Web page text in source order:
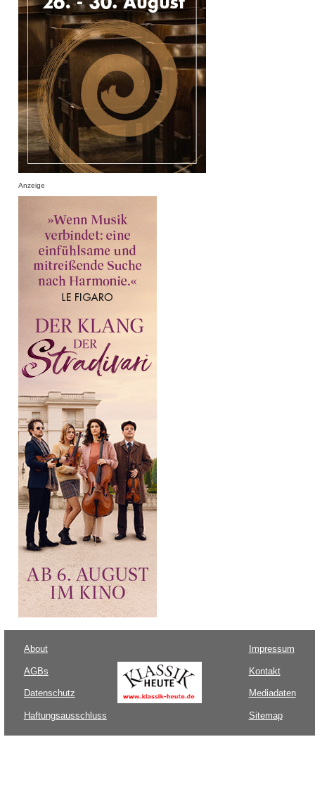
Anzeige
About
AGBs
Datenschutz
Haftungsausschluss
Impressum
Kontakt
Mediadaten
Sitemap